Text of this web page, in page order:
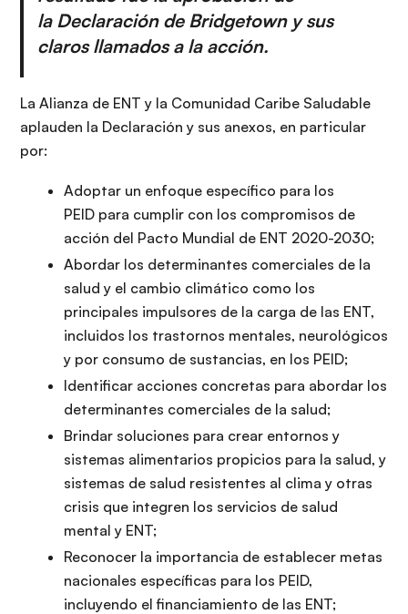
la Declaración de Bridgetowny sus
claros llamados a la acción.
La Alianza de ENT y la Comunidad Caribe Saludable
aplauden la Declaración y sus anexos, en particular
por:
Adoptar un enfoque específico para los
PEID para cumplir con los compromisos de
acción del Pacto Mundial de ENT 2020-2030;
Abordar los determinantes comerciales de la
salud y el cambio climático como los
principales impulsores de la carga de las ENT,
incluidos los trastornos mentales, neurológicos
y por consumo de sustancias, en los PEID;
Identificar acciones concretas para abordar los
determinantes comerciales de la salud;
Brindar soluciones para crear entornos y
sistemas alimentarios propicios para la salud, y
sistemas de salud resistentes al clima y otras
crisis que integren los servicios de salud
mental y ENT;
Reconocer la importancia de establecer metas
nacionales específicas para los PEID,
incluyendo el financiamiento de las ENT;